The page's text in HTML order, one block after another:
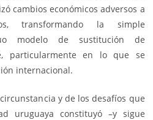
cambios económicos adversos a
transformando la simple
modelo de sustitución de
particularmente en lo que se
internacional.
y de los desafíos que
uruguaya constituyó –y sigue